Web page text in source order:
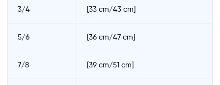
3/4 [33 cm/43 cm]
5/6 [36 cm/47 cm]
7/8 [39 cm/51 cm]